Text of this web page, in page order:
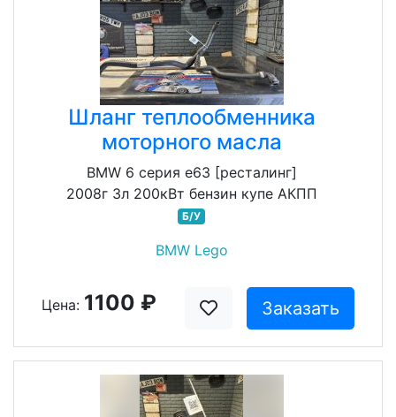
Шланг теплообменника
моторного масла
BMW 6 серия e63 [ресталинг]
2008г 3л 200кВт бензин купе АКПП
Б/У
BMW Lego
Цена: 1100 ₽ Заказать